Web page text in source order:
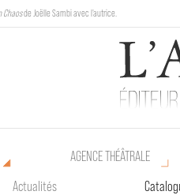
Chaosde Joëlle Sambi avec l'autrice.
sera présente au Poetik Bazar tout le weekend !
Actualités
AGENCE THÉÂTRALE